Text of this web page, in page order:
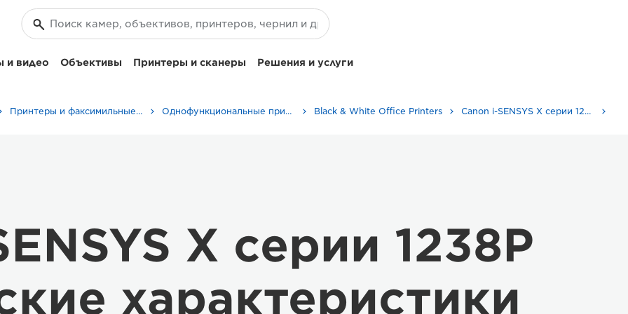
и видео Объективы Принтеры и сканеры Решения и услуги
Принтеры и факсимильные аппараты для бизнеса Однофункциональные принтеры - Canon Uzbekistan Black & White Office Printers Canon i-SENSYS X серии 1238p
X серии 1238P
характеристики